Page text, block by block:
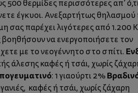
θερμίδες περισσότερες απ’
έγκυοι. Ανεξαρτήτως θηλασμού
σας παρέχει λιγότερες από 1.200
να ενεργοποιήσετε τον
με το νεογέννητο στο σπίτι.
άλεσης καφές ή τσάι, χωρίς
: 1 γιαούρτι 2%
καφές ή τσάι, χωρίς ζάχαρη